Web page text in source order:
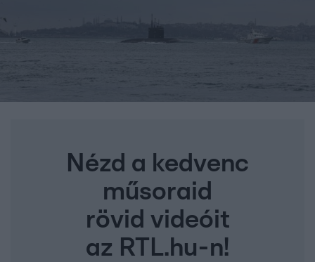
Nézd a kedvenc
műsoraid
rövid videóit
az RTL.hu-n!